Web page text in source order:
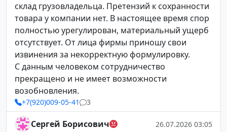
склад грузовладельца. Претензий к сохранности
товара у компании нет. В настоящее время спор
полностью урегулирован, материальный ущерб
отсутствует. От лица фирмы приношу свои
извинения за некорректную формулировку.
С данным человеком сотрудничество
прекращено и не имеет возможности
возобновления.
+7(920)009-05-41 3
Сергей Борисович 26.07.2026 03:05